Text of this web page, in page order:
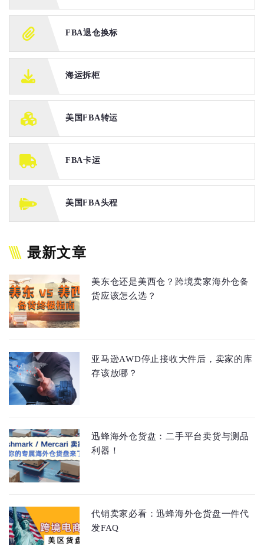
FBA退仓换标
海运拆柜
美国FBA转运
FBA卡运
美国FBA头程
最新文章
美东仓还是美西仓？跨境卖家海外仓备
货应该怎么选？
亚马逊AWD停止接收大件后，卖家的库
存该放哪？
迅蜂海外仓货盘：二手平台卖货与测品
利器！
代销卖家必看：迅蜂海外仓货盘一件代
发FAQ